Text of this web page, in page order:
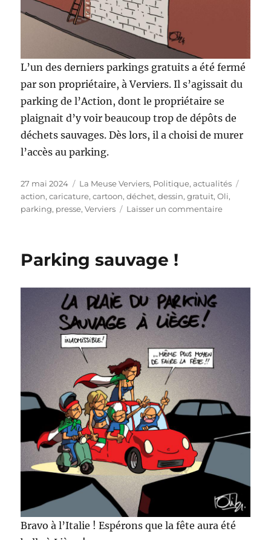
L’un des derniers parkings gratuits a été fermé
par son propriétaire, à Verviers. Il s’agissait du
parking de l’Action, dont le propriétaire se
plaignait d’y voir beaucoup trop de dépôts de
déchets sauvages. Dès lors, il a choisi de murer
l’accès au parking.
Publié
le
27 mai 2024 Catégories
La Meuse Verviers, Politique, actualités
action,caricature,cartoon,déchet,dessin,gratuit,Oli,
parking, presse,Verviers Laisser un commentairesur
Parking sauvage !
Bravo à l’Italie ! Espérons que la fête aura été